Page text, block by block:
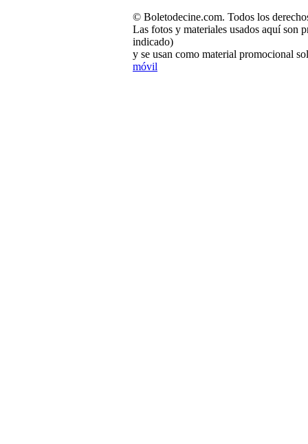
© Boletodecine.com. Todos los
Las fotos y materiales usados aquí son
indicado)
y se usan como material promocional
móvil